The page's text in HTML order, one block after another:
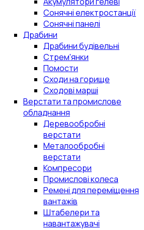
Сонячні електростанції
Сонячні панелі
Драбини
Драбини будівельні
Стрем'янки
Помости
Сходи на горище
Сходові марші
Верстати та промислове
обладнання
Деревообробні
верстати
Металообробні
верстати
Компресори
Промислові колеса
Ремені для переміщення
вантажів
Штабелери та
навантажувачі